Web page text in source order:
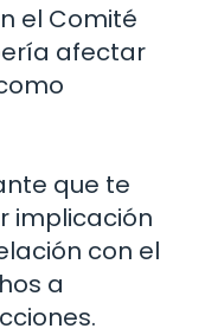
el Comité
afectar
que te
implicación
con el
a